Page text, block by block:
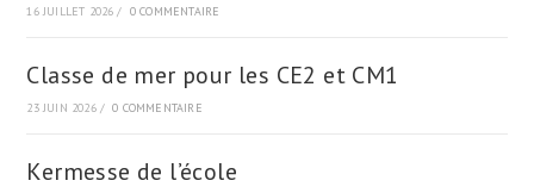
16 JUILLET 2026 / 0 COMMENTAIRE
Classe de mer pour les CE2 et CM1
23 JUIN 2026 / 0 COMMENTAIRE
Kermesse de l’école